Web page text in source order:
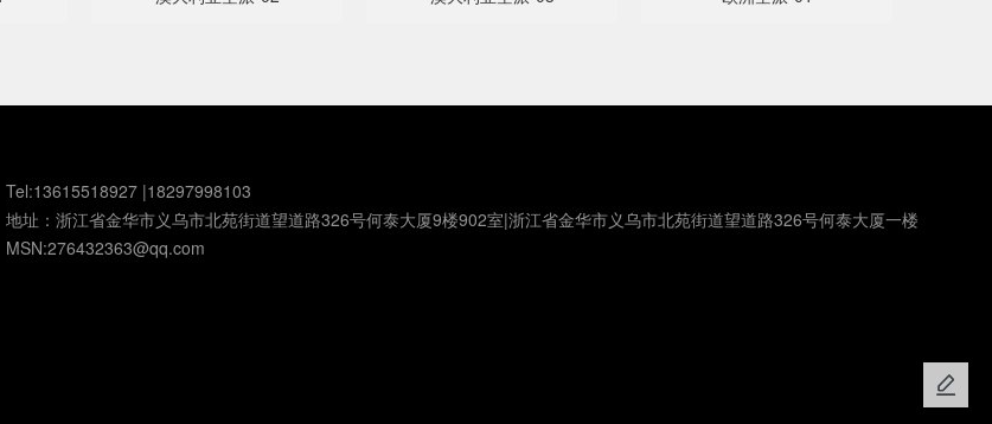
Tel:13615518927 |18297998103
地址：浙江省金华市义乌市北苑街道望道路326号何泰大厦9楼902室|浙江省金华市义乌市北苑街道望道路326号何泰大厦一楼
MSN:276432363@qq.com